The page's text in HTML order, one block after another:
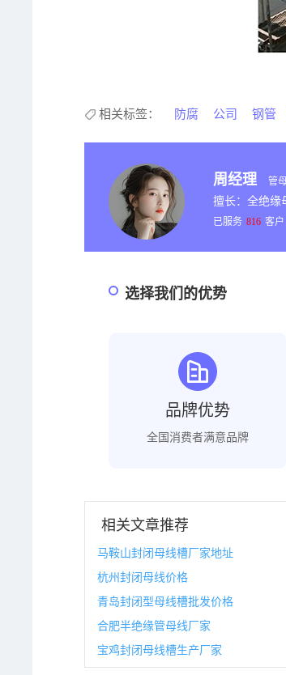
相关标签： 防腐 公司 钢管
周经理 管
擅长：全绝缘
已服务 816 客户
选择我们的优势
品牌优势
全国消费者满意品牌
相关文章推荐
马鞍山封闭母线槽厂家地址
杭州封闭母线价格
青岛封闭型母线槽批发价格
合肥半绝缘管母线厂家
宝鸡封闭母线槽生产厂家